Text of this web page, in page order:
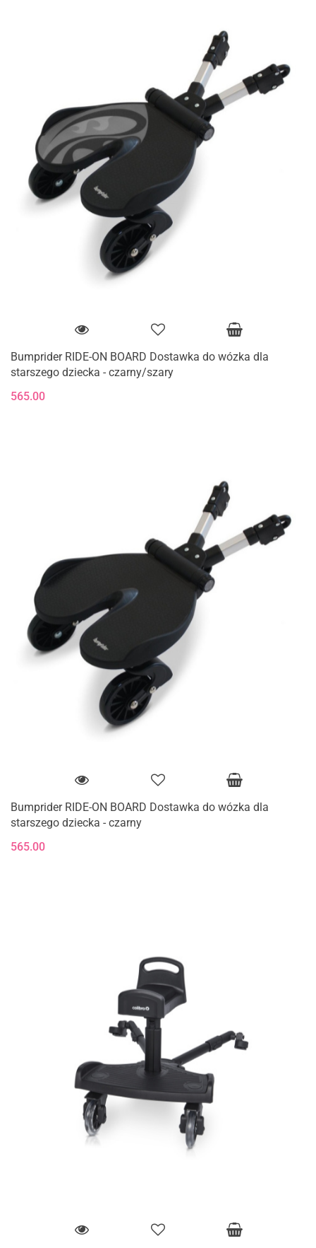
Bumprider RIDE-ON BOARD Dostawka do wózka dla
starszego dziecka - czarny/szary
565.00
Bumprider RIDE-ON BOARD Dostawka do wózka dla
starszego dziecka - czarny
565.00